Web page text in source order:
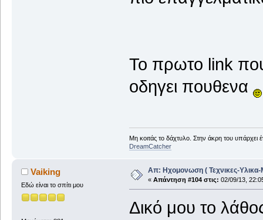
Το πρωτο link που
οδηγει πουθενα
Μη κοιτάς το δάχτυλο. Στην άκρη του υπάρχει
DreamCatcher
Vaiking
Εδώ είναι το σπίτι μου
Απ: Ηχομονωση ( Τεχνικες-Υλικα-
« Απάντηση #104 στις: 02/09/13,
Δικό μου το